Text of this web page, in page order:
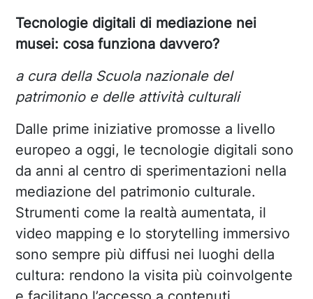
Tecnologie digitali di mediazione nei
musei: cosa funziona davvero?
a cura della Scuola nazionale del
patrimonio e delle attività culturali
Dalle prime iniziative promosse a livello
europeo a oggi, le tecnologie digitali sono
da anni al centro di sperimentazioni nella
mediazione del patrimonio culturale.
Strumenti come la realtà aumentata, il
video mapping e lo storytelling immersivo
sono sempre più diffusi nei luoghi della
cultura: rendono la visita più coinvolgente